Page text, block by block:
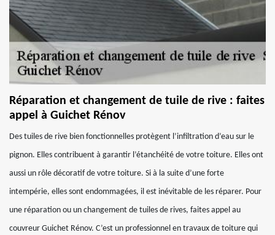
Réparation et changement de tuile de rive : faites
appel à Guichet Rénov
Des tuiles de rive bien fonctionnelles protègent l’infiltration d’eau sur le
pignon. Elles contribuent à garantir l’étanchéité de votre toiture. Elles ont
aussi un rôle décoratif de votre toiture. Si à la suite d’une forte
intempérie, elles sont endommagées, il est inévitable de les réparer. Pour
une réparation ou un changement de tuiles de rives, faites appel au
couvreur Guichet Rénov. C’est un professionnel en travaux de toiture qui